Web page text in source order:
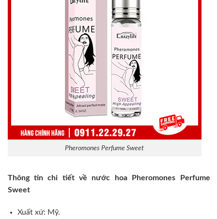
Pheromones Perfume Sweet
Thông tin chi tiết về nước hoa Pheromones Perfume
Sweet
Xuất xứ: Mỹ.